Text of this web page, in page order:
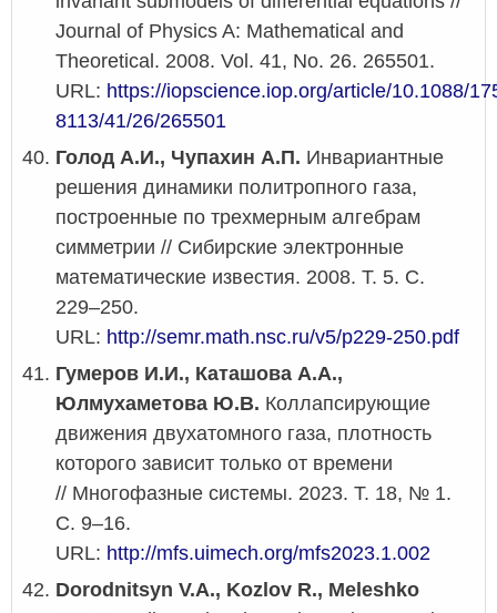
Journal of Physics A: Mathematical and
Theoretical. 2008. Vol. 41, No. 26. 265501.
URL: https://iopscience.iop.org/article/10.1088/
8113/41/26/265501
Голод А.И., Чупахин А.П. Инвариантные
решения динамики политропного газа,
построенные по трехмерным алгебрам
симметрии // Сибирские электронные
математические известия. 2008. Т. 5. С.
229–250.
URL: http://semr.math.nsc.ru/v5/p229-250.pdf
Гумеров И.И., Каташова А.А.,
Юлмухаметова Ю.В. Коллапсирующие
движения двухатомного газа, плотность
которого зависит только от времени
// Многофазные системы. 2023. Т. 18, № 1.
С. 9–16.
URL: http://mfs.uimech.org/mfs2023.1.002
Dorodnitsyn V.A., Kozlov R., Meleshko